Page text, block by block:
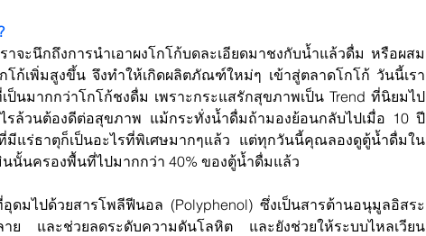
จะนึกถึงการนำเอาผงโกโก้บดละเอียดมาชงกับน้ำแล้วดื่ม หรือผสม
ก้เพิ่มสูงขึ้น จึงทำให้เกิดผลิตภัณฑ์ใหม่ๆ เข้าสู่ตลาดโกโก้ วันนี้เรา
ป็นมากกว่าโกโก้ชงดื่ม เพราะกระแสรักสุขภาพเป็น Trend ที่นิยมไป
รล้วนต้องดีต่อสุขภาพ แม้กระทั่งน้ำดื่มถ้ามองย้อนกลับไปเมื่อ 10 ปี
แร่ธาตุก็เป็นอะไรที่พิเศษมากๆแล้ว แต่ทุกวันนี้คุณลองดูตู้น้ำดื่มใน
นั้นครองพื้นที่ไปมากกว่า 40% ของตู้น้ำดื่มแล้ว
ดมไปด้วยสารโพลีฟีนอล (Polyphenol) ซึ่งเป็นสารต้านอนุมูลอิสระ
าย และช่วยลดระดับความดันโลหิต และยังช่วยให้ระบบไหลเวียน